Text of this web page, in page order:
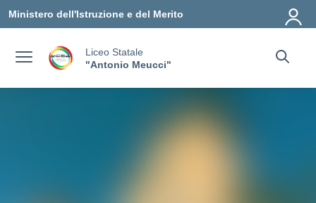
Vai ai contenuti
Vai al menu di navigazione
Vai al footer
Ministero dell'Istruzione e del Merito
Liceo Statale
"Antonio Meucci"